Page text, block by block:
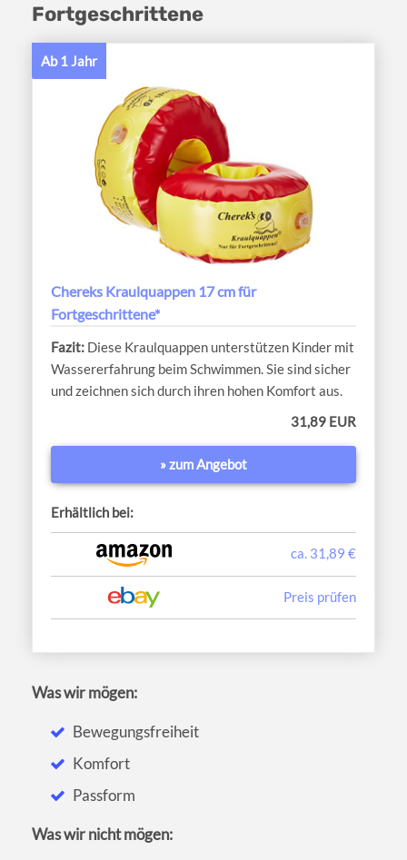
Fortgeschrittene
Ab 1 Jahr
Chereks Kraulquappen 17 cm für
Fortgeschrittene*
Diese Kraulquappen unterstützen Kinder mit
Wassererfahrung beim Schwimmen. Sie sind sicher
und zeichnen sich durch ihren hohen Komfort aus.
31,89 EUR
» zum Angebot
Erhältlich bei:
ca. 31,89 €
Preis prüfen
Was wir mögen:
Bewegungsfreiheit
Komfort
Passform
Was wir nicht mögen: